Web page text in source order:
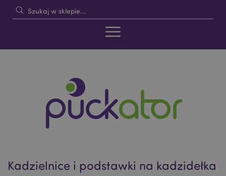
Kadzielnice i podstawki na kadzidełka